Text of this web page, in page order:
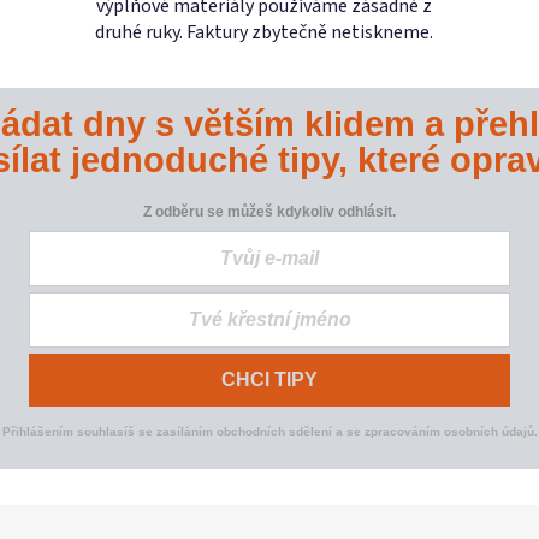
v
k
v
ý
p
s
u
výplňové materiály používáme zásadně z
druhé ruky. Faktury zbytečně netiskneme.
dny s větším klidem a
jednoduché tipy, které
Z odběru se můžeš kdykoliv odhlásit.
CHCI TIPY
Přihlášením souhlasíš se zasíláním obchodních sdělení a se zpracováním osobních údajů.